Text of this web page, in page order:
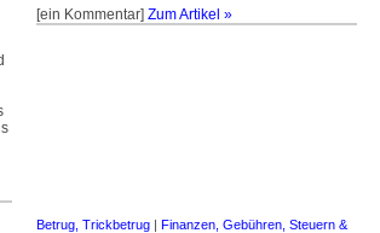
[ein Kommentar] Zum Artikel »
Betrug, Trickbetrug | Finanzen, Gebühren, Steuern &